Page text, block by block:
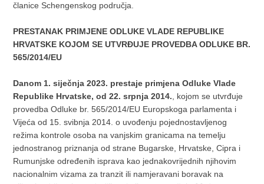
članice Schengenskog područja.
PRESTANAK PRIMJENE ODLUKE VLADE REPUBLIKE
HRVATSKE KOJOM SE UTVRĐUJE PROVEDBA ODLUKE BR.
565/2014/EU
Danom 1. siječnja 2023. prestaje primjena Odluke Vlade
Republike Hrvatske, od 22. srpnja 2014. , kojom se utvrđuje
provedba Odluke br. 565/2014/EU Europskoga parlamenta i
Vijeća od 15. svibnja 2014. o uvođenju pojednostavljenog
režima kontrole osoba na vanjskim granicama na temelju
jednostranog priznanja od strane Bugarske, Hrvatske, Cipra i
Rumunjske određenih isprava kao jednakovrijednih njihovim
nacionalnim vizama za tranzit ili namjeravani boravak na